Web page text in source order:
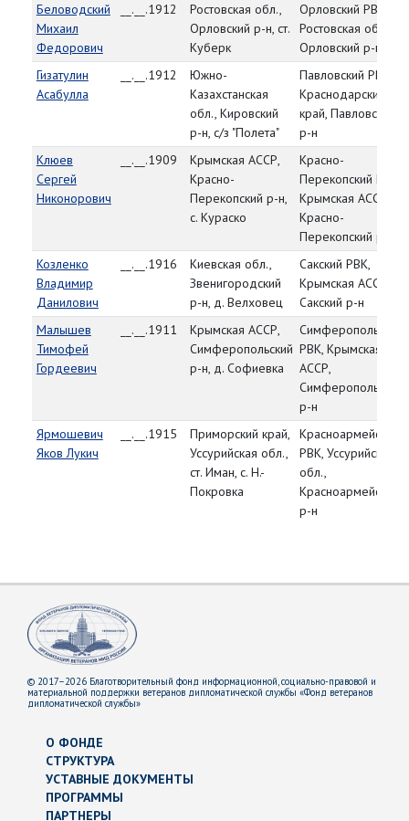
Беловодский
Михаил
Федорович
__.__.1912
Ростовская обл.,
Орловский р-н, ст.
Куберк
Орловский РВК,
Ростовская обл.,
Орловский р-н
Гизатулин
Асабулла
__.__.1912
Южно-
Казахстанская
обл., Кировский
р-н, с/з "Полета"
Павловский РВК,
Краснодарский
край, Павловский
р-н
Клюев
Сергей
Никонорович
__.__.1909
Крымская АССР,
Красно-
Перекопский р-н,
с. Кураско
Красно-
Перекопский РВК,
Крымская АССР,
Красно-
Перекопский р-н
Козленко
Владимир
Данилович
__.__.1916
Киевская обл.,
Звенигородский
р-н, д. Велховец
Сакский РВК,
Крымская АССР,
Сакский р-н
Малышев
Тимофей
Гордеевич
__.__.1911
Крымская АССР,
Симферопольский
р-н, д. Софиевка
Симферопольский
РВК, Крымская
АССР,
Симферопольский
р-н
Ярмошевич
Яков Лукич
__.__.1915
Приморский край,
Уссурийская обл.,
ст. Иман, с. Н.-
Покровка
Красноармейский
РВК, Уссурийская
обл.,
Красноармейский
р-н
© 2017–2026 Благотворительный фонд информационной, социально-правовой и
материальной поддержки ветеранов дипломатической службы «Фонд ветеранов
дипломатической службы»
О ФОНДЕ
СТРУКТУРА
УСТАВНЫЕ ДОКУМЕНТЫ
ПРОГРАММЫ
ПАРТНЕРЫ